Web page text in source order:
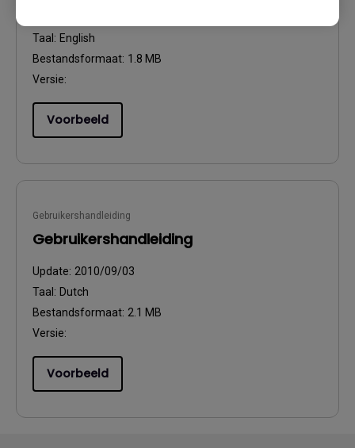
Taal: English
Bestandsformaat: 1.8 MB
Versie:
Voorbeeld
Gebruikershandleiding
Gebruikershandleiding
Update: 2010/09/03
Taal: Dutch
Bestandsformaat: 2.1 MB
Versie:
Voorbeeld